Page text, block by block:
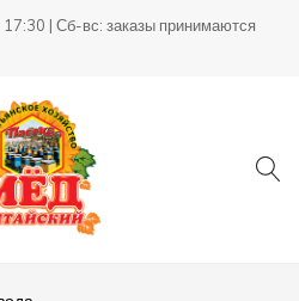
| Сб-вс: заказы принимаются